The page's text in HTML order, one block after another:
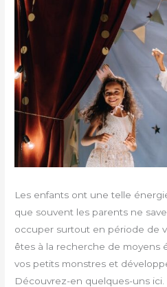
Les enfants ont une telle
que souvent les parents ne
occuper surtout en période de
êtes à la recherche de moyens
vos petits monstres et
Découvrez-en quelques-uns ici.